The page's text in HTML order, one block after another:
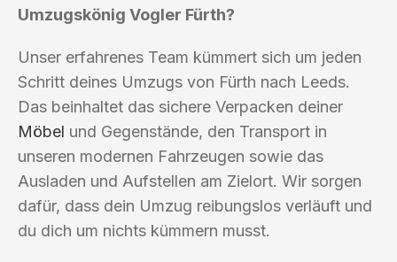
Umzugskönig Vogler Fürth?
Unser erfahrenes Team kümmert sich um jeden
Schritt deines Umzugs von Fürth nach Leeds.
Das beinhaltet das sichere Verpacken deiner
Möbel und Gegenstände, den Transport in
unseren modernen Fahrzeugen sowie das
Ausladen und Aufstellen am Zielort. Wir sorgen
dafür, dass dein Umzug reibungslos verläuft und
du dich um nichts kümmern musst.